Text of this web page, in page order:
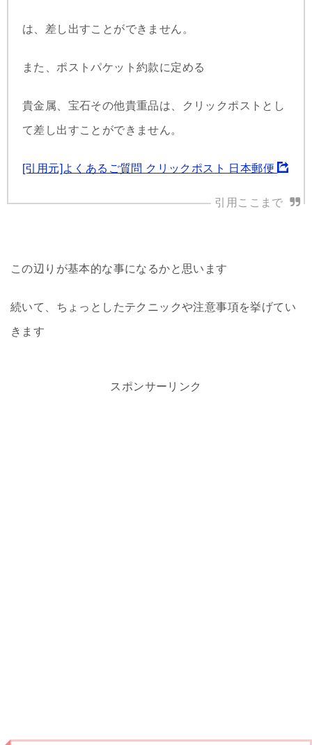
は、差し出すことができません。
また、ポストパケット約款に定める
貴金属、宝石その他貴重品は、クリックポストとし
て差し出すことができません。
[引用元]よくあるご質問 クリックポスト 日本郵便
この辺りが基本的な事になるかと思います
続いて、ちょっとしたテクニックや注意事項を挙げてい
きます
スポンサーリンク